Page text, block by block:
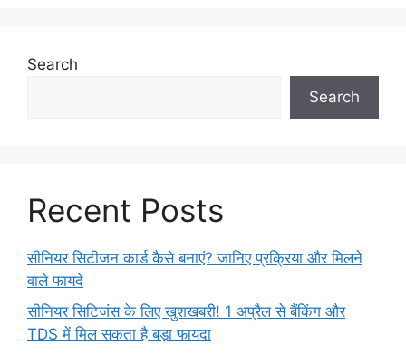
Search
Search
Recent Posts
सीनियर सिटीजन कार्ड कैसे बनाएं? जानिए प्रक्रिया और मिलने
वाले फायदे
सीनियर सिटिजंस के लिए खुशखबरी! 1 अप्रैल से बैंकिंग और
TDS में मिल सकता है बड़ा फायदा